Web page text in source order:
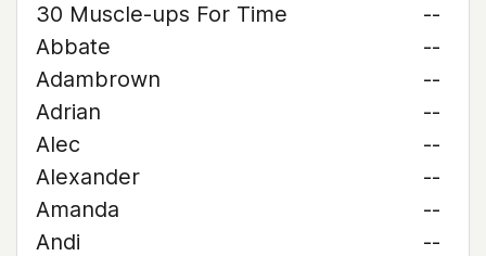
30 Muscle-ups For Time
--
Abbate
--
Adambrown
--
Adrian
--
Alec
--
Alexander
--
Amanda
--
Andi
--